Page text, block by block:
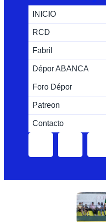
INICIO
RCD
Fabril
Dépor ABANCA
Foro Dépor
Patreon
Contacto